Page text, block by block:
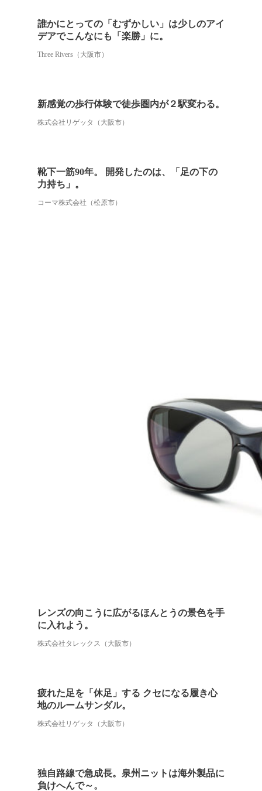
誰かにとっての「むずかしい」は少しのアイ
デアでこんなにも「楽勝」に。
Three Rivers（大阪市）
新感覚の歩行体験で徒歩圏内が２駅変わる。
株式会社リゲッタ（大阪市）
靴下一筋90年。 開発したのは、「足の下の
力持ち」。
コーマ株式会社（松原市）
レンズの向こうに広がるほんとうの景色を手
に入れよう。
株式会社タレックス（大阪市）
疲れた足を「休足」する クセになる履き心
地のルームサンダル。
株式会社リゲッタ（大阪市）
独自路線で急成長。泉州ニットは海外製品に
負けへんで～。